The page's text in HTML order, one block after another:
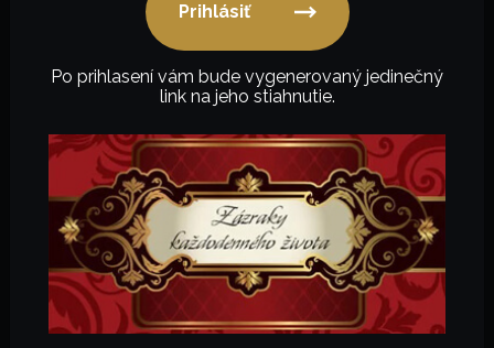
Mobiliár
KATEGÓRIE
Šport
Prihlásiť
Po prihlasení vám bude vygenerovaný jedinečný
link na jeho stiahnutie.